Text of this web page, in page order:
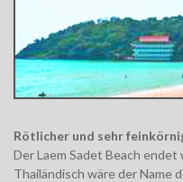
Rötlicher und sehr
Der Laem Sadet Beach endet
Thailändisch wäre der Name